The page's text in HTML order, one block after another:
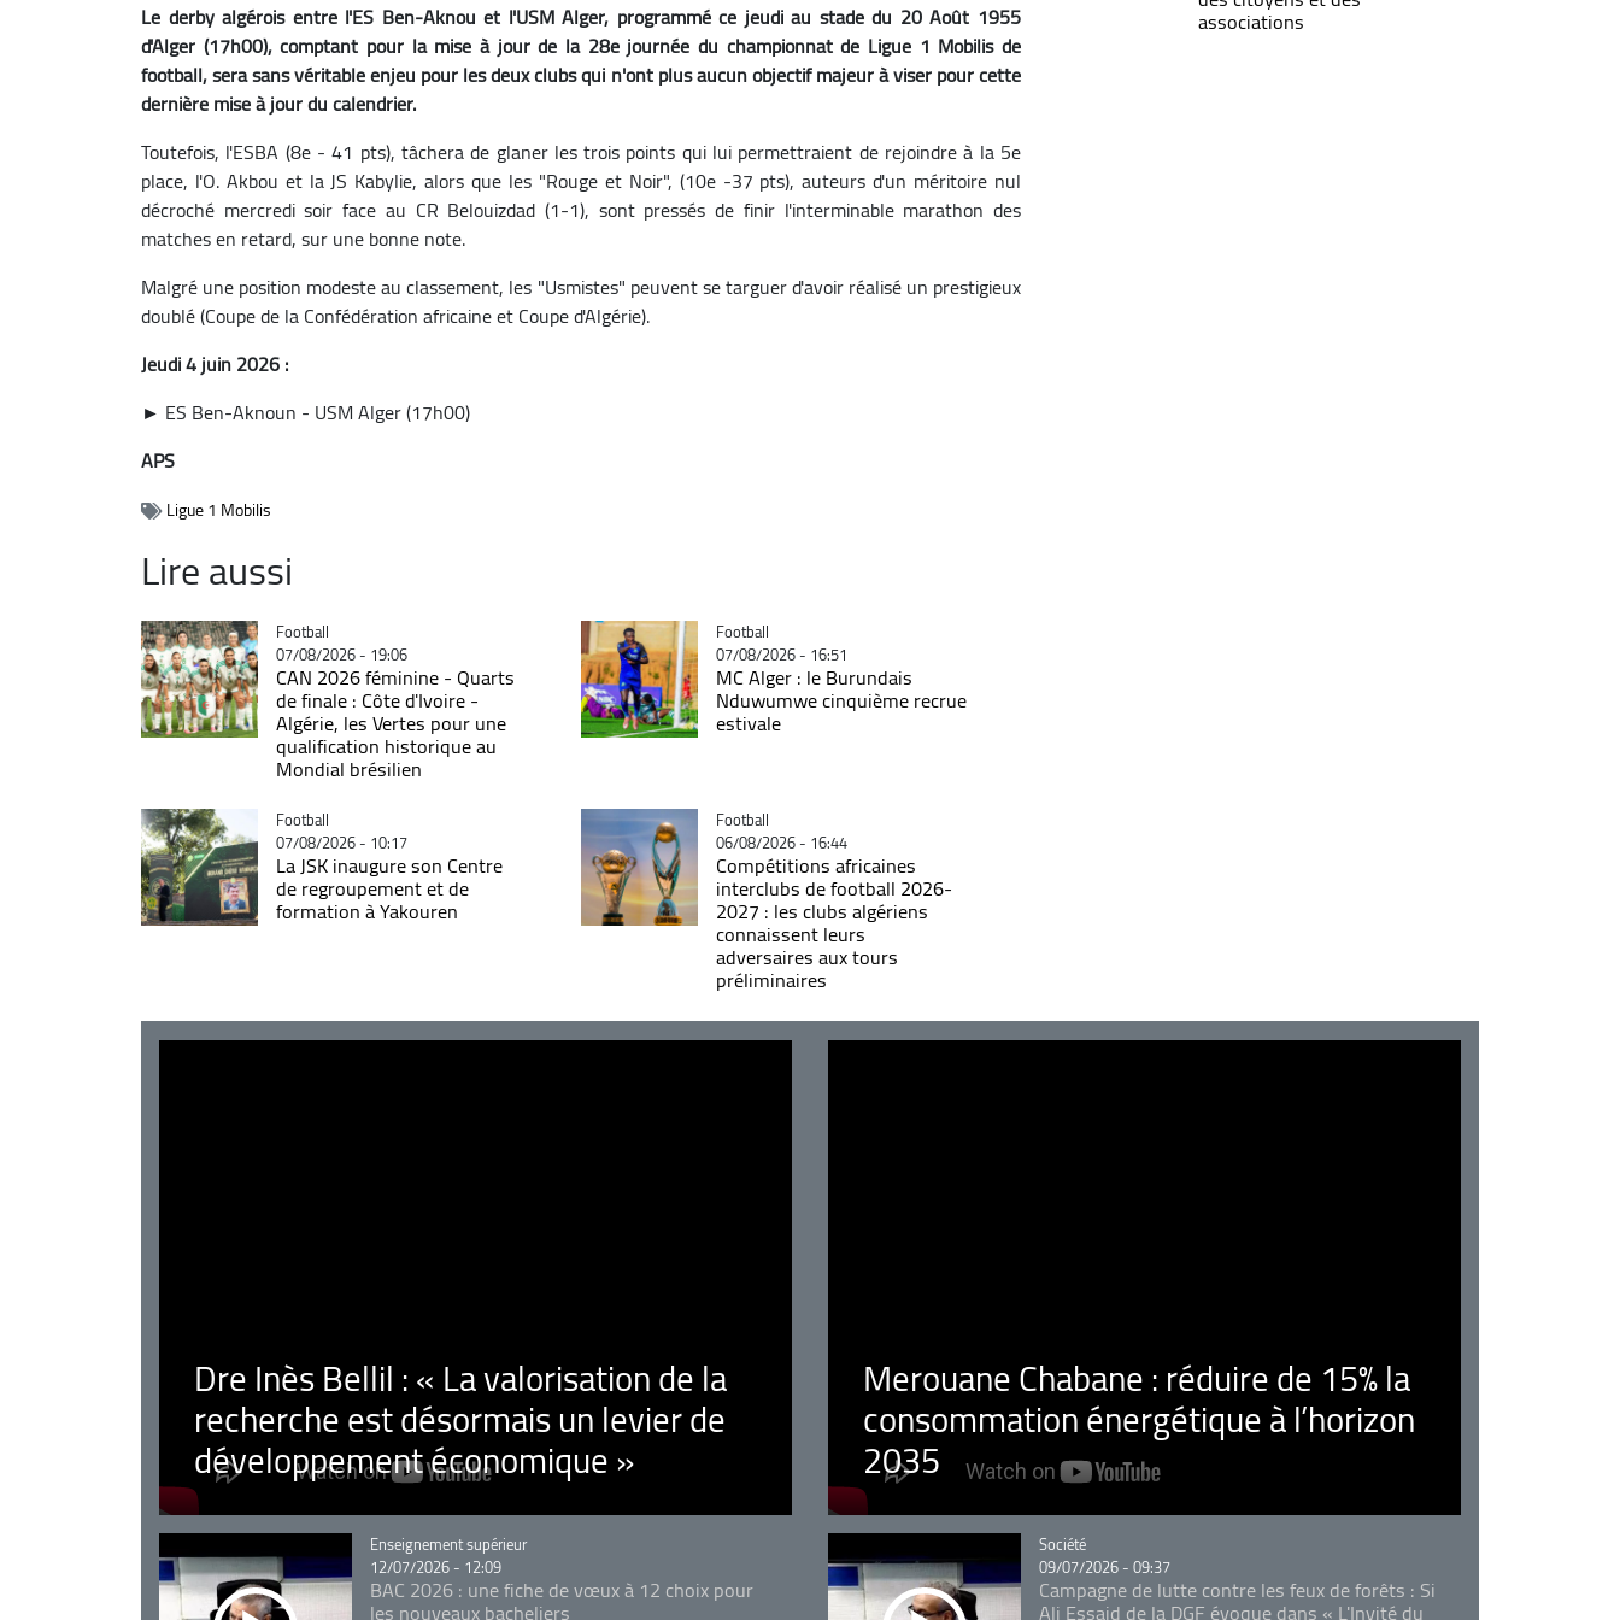
Le derby algérois entre l'ES Ben-Aknou et l'USM Alger, programmé ce jeudi au stade du 20 Août 1955
d'Alger (17h00), comptant pour la mise à jour de la 28e journée du championnat de Ligue 1 Mobilis de
football, sera sans véritable enjeu pour les deux clubs qui n'ont plus aucun objectif majeur à viser pour cette
dernière mise à jour du calendrier.
Toutefois, l'ESBA (8e - 41 pts), tâchera de glaner les trois points qui lui permettraient de rejoindre à la 5e
place, l'O. Akbou et la JS Kabylie, alors que les "Rouge et Noir", (10e -37 pts), auteurs d'un méritoire nul
décroché mercredi soir face au CR Belouizdad (1-1), sont pressés de finir l'interminable marathon des
matches en retard, sur une bonne note.
Malgré une position modeste au classement, les "Usmistes" peuvent se targuer d'avoir réalisé un prestigieux
doublé (Coupe de la Confédération africaine et Coupe d'Algérie).
Jeudi 4 juin 2026 :
► ES Ben-Aknoun - USM Alger (17h00)
APS
Ligue 1 Mobilis
Lire aussi
Catégorie
Football
07/08/2026 - 19:06
CAN 2026 féminine - Quarts
de finale : Côte d'Ivoire -
Algérie, les Vertes pour une
qualification historique au
Mondial brésilien
Catégorie
Football
07/08/2026 - 16:51
MC Alger : le Burundais
Nduwumwe cinquième recrue
estivale
Catégorie
Football
07/08/2026 - 10:17
La JSK inaugure son Centre
de regroupement et de
formation à Yakouren
Catégorie
Football
06/08/2026 - 16:44
Compétitions africaines
interclubs de football 2026-
2027 : les clubs algériens
connaissent leurs
adversaires aux tours
préliminaires
associations
Dre Inès Bellil : « La valorisation de la
recherche est désormais un levier de
développement économique »
Merouane Chabane : réduire de 15% la
consommation énergétique à l’horizon
2035
Catégorie
Enseignement supérieur
12/07/2026 - 12:09
BAC 2026 : une fiche de vœux à 12 choix pour
les nouveaux bacheliers
Catégorie
Société
09/07/2026 - 09:37
Campagne de lutte contre les feux de forêts : Si
Ali Essaid de la DGF évoque dans « L'Invité du